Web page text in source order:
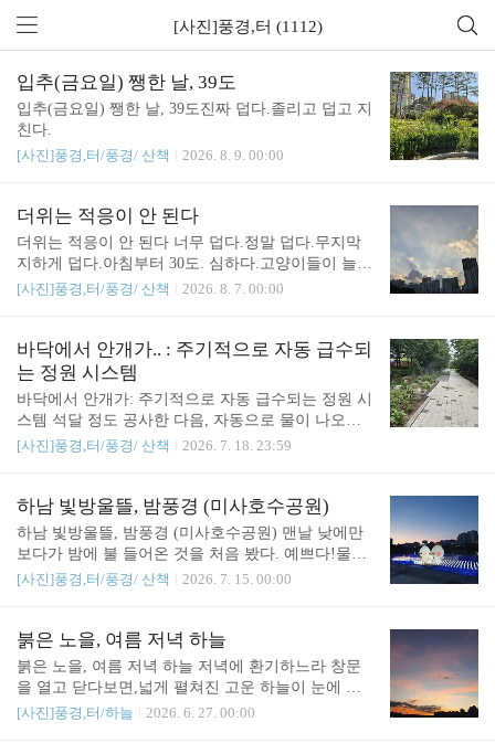
[사진]풍경,터 (1112)
입추(금요일) 쨍한 날, 39도
입추(금요일) 쨍한 날, 39도진짜 덥다.졸리고 덥고 지
친다.
[사진]풍경,터/풍경/ 산책
2026. 8. 9. 00:00
더위는 적응이 안 된다
더위는 적응이 안 된다 너무 덥다.정말 덥다.무지막
지하게 덥다.아침부터 30도. 심하다.고양이들이 늘어
져 있다.매해 더위는 적응이 안 된다.
[사진]풍경,터/풍경/ 산책 2026. 8. 7. 00:00
바닥에서 안개가.. : 주기적으로 자동 급수되
는 정원 시스템
바닥에서 안개가: 주기적으로 자동 급수되는 정원 시
스템 석달 정도 공사한 다음, 자동으로 물이 나오게
바뀌었다.시원하다.
[사진]풍경,터/풍경/ 산책 2026. 7. 18. 23:59
하남 빛방울뜰, 밤풍경 (미사호수공원)
하남 빛방울뜰, 밤풍경 (미사호수공원) 맨날 낮에만
보다가 밤에 불 들어온 것을 처음 봤다. 예쁘다!물에
떠있는 것보다 이게 더 이쁘다.관련글 :https://sound4
하남이 방울이네 가족 멀리서 뒤통수만 보던 하남이
네 가족을 가까이에서 만났다. 정말 귀엽다.파란꽃을
꽂은 애가 하남이(아빠), 주황꽃은 방울이(엄마)다.
0 미사호수 공원의 하남이와 방울이 : 하남시 마스코
[사진]풍경,터/풍경/ 산책 2026. 7. 15. 00:00
붉은 노을, 여름 저녁 하늘
붉은 노을, 여름 저녁 하늘 저녁에 환기하느라 창문
을 열고 닫다보면,넓게 펼쳐진 고운 하늘이 눈에 들
어올 때가 있다. 종종 게으름(핸드폰 가져와서 찍어
[사진]풍경,터/하늘 2026. 6. 27. 00:00